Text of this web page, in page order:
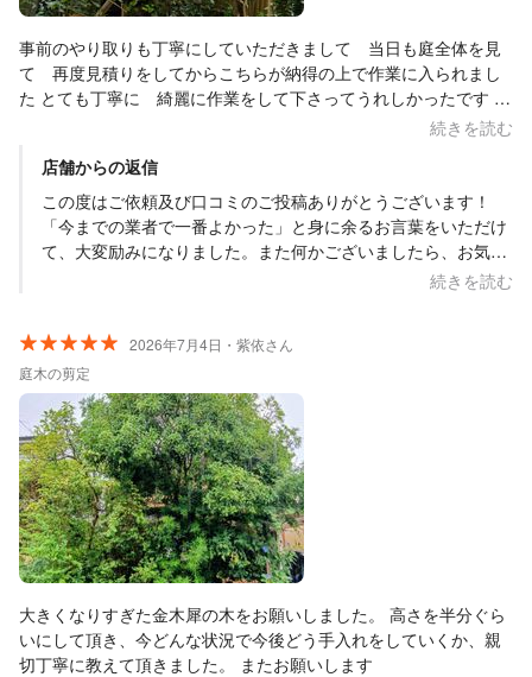
事前のやり取りも丁寧にしていただきまして 当日も庭全体を見
て 再度見積りをしてからこちらが納得の上で作業に入られまし
た とても丁寧に 綺麗に作業をして下さってうれしかったです ま
続きを読む
店舗からの返信
この度はご依頼及び口コミのご投稿ありがとうございます！
「今までの業者で一番よかった」と身に余るお言葉をいただけ
て、大変励みになりました。また何かございましたら、お気軽
にご相談ください。今後ともよろしくお願いいたします。
続きを読む
2026年7月4日・紫依さん
庭木の剪定
大きくなりすぎた金木犀の木をお願いしました。 高さを半分ぐら
いにして頂き、今どんな状況で今後どう手入れをしていくか、親
切丁寧に教えて頂きました。 またお願いします